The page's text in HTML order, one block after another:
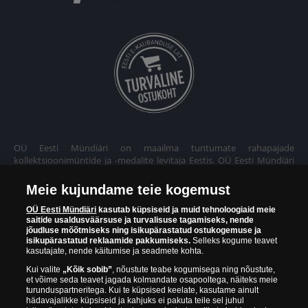
OÜ Eesti Mündiäri on maailma tuntumate rahapajade
kollektsioonimüntide ja -medalite levitaja Eestis. OÜ Eesti Mündiäri
Euroopa ühel suuremal mündilevitajate grupil "Samlerhuset
Group" on allüksused 14 Euroopa riigis. Ettevõtete grupile kuulub
Norra vanim, endine riiklik rahapaja, mis tegutseb alates 1686.
aastast. Norra mündikoda valmistab mõningaid ametlikke Norra ja
teiste riikide münte ning vermib igal aastal ka Nobeli rahupreemia
OÜ Eesti Mündiäri spetsialistid täiendavad pidevalt oma teadmisi,
külastades näitusi ja oksjoneid kogu maailmas. Tänu sellele pakub
Meie kujundame teie kogemust
OÜ Eesti Mündiäri kasutab küpsiseid ja muid tehnoloogiaid meie
saitide usaldusväärsuse ja turvalisuse tagamiseks, nende
jõudluse mõõtmiseks ning isikupärastatud ostukogemuse ja
isikupärastatud reklaamide pakkumiseks. Selleks kogume teavet
kasutajate, nende käitumise ja seadmete kohta.
Kui valite „Kõik sobib”, nõustute teabe kogumisega ning nõustute,
et võime seda teavet jagada kolmandate osapooltega, näiteks meie
turunduspartneritega. Kui te küpsised keelate, kasutame ainult
hädavajalikke küpsiseid ja kahjuks ei pakuta teile sel juhul